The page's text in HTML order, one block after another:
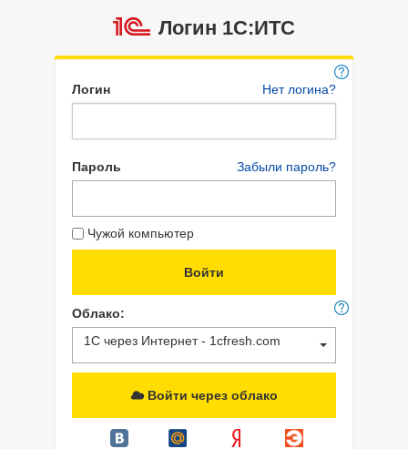
Логин 1C:ИТС
Логин Нет логина?
Пароль Забыли пароль?
Чужой компьютер
Облако:
1С через Интернет - 1cfresh.com
Войти через облако